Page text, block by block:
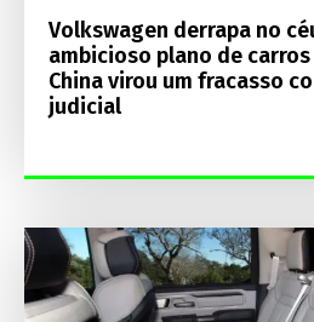
Volkswagen derrapa no
ambicioso plano de
China virou um fracasso
judicial